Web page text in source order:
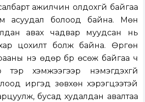
ажилчин олдохгүй байгаа
асуудал болоод байна. Мөн
авах чадвар муудсан нь
цохилт болж байна. Өргөн
үнэ өдөр бүр өсөж байгаа ч
тэр хэмжээгээр нэмэгдэхгүй
иргэд зөвхөн хэрэгцээтэй
бусад худалдан авалтаа